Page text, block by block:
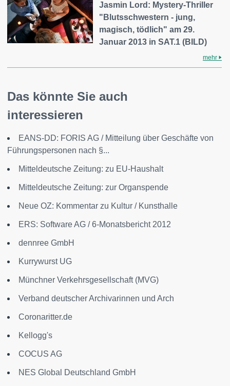
Jasmin Lord: Mystery-Thriller
"Blutsschwestern - jung,
magisch, tödlich" am 29.
Januar 2013 in SAT.1 (BILD)
mehr
Das könnte Sie auch
interessieren
EANS-DD: FORIS AG / Mitteilung über Geschäfte von
Führungspersonen nach §...
Mitteldeutsche Zeitung: zu EU-Haushalt
Mitteldeutsche Zeitung: zur Organspende
Neue OZ: Kommentar zu Kultur / Kunsthalle
ERS: Software AG / 6-Monatsbericht 2012
dennree GmbH
Kurrywurst UG
Münchner Verkehrsgesellschaft (MVG)
Verband deutscher Archivarinnen und Arch
Coronaritter.de
Kellogg's
COCUS AG
NES Global Deutschland GmbH